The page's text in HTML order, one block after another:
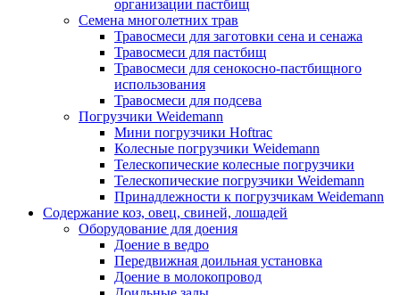
организации пастбищ
Семена многолетних трав
Травосмеси для заготовки сена и сенажа
Травосмеси для пастбищ
Травосмеси для сенокосно-пастбищного
использования
Травосмеси для подсева
Погрузчики Weidemann
Мини погрузчики Hoftraс
Колесные погрузчики Weidemann
Телескопические колесные погрузчики
Телескопические погрузчики Weidemann
Принадлежности к погрузчикам Weidemann
Содержание коз, овец, свиней, лошадей
Оборудование для доения
Доение в ведро
Передвижная доильная установка
Доение в молокопровод